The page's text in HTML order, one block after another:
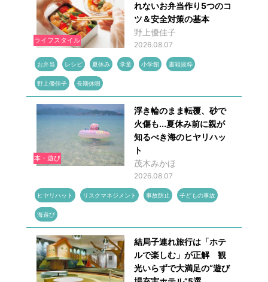
ライフスタイル
れないお弁当作り5つのコ
ツ＆安全対策の基本
野上優佳子
2026.08.07
お弁当 レシピ 夏休み 学童 小学館 書籍抜粋
野上優佳子 長期休暇
本・遊び
浮き輪のまま転覆、砂で
火傷も...夏休み前に親が
知るべき海のヒヤリハッ
ト
茂木みかほ
2026.08.07
ヒヤリハット リスクマネジメント 事故防止 子どもの事故
海遊び
結局子連れ旅行は「ホテ
ルで楽しむ」が正解 観
光いらずで大満足の“遊び